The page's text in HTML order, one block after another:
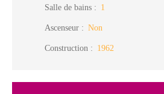
Salle de bains : 1
Ascenseur : Non
Construction : 1962